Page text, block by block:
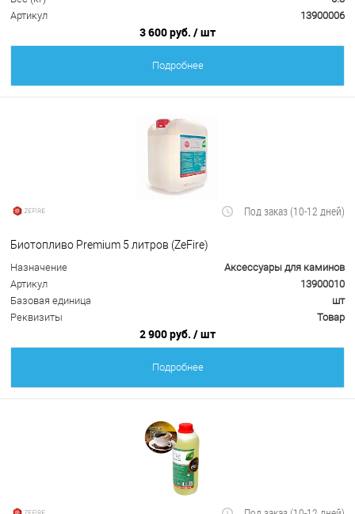
Артикул
13900006
3 600 руб. / шт
Подробнее
Под заказ (10-12 дней)
Биотопливо Premium 5 литров (ZeFire)
Назначение
Аксессуары для каминов
Артикул
13900010
Базовая единица
шт
Реквизиты
Товар
2 900 руб. / шт
Подробнее